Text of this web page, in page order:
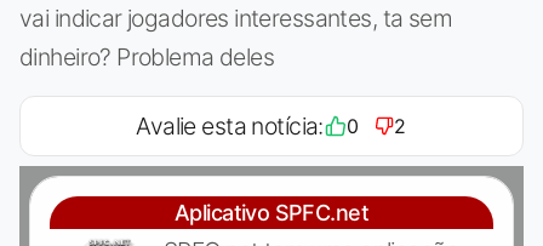
vai indicar jogadores interessantes, ta sem
dinheiro? Problema deles
Avalie esta notícia: 0 2
Aplicativo SPFC.net